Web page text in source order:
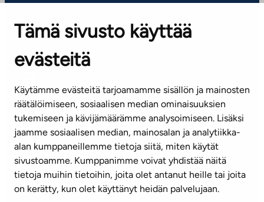
Tämä sivusto käyttää
evästeitä
Käytämme evästeitä tarjoamamme sisällön ja mainosten
räätälöimiseen, sosiaalisen median ominaisuuksien
tukemiseen ja kävijämäärämme analysoimiseen. Lisäksi
jaamme sosiaalisen median, mainosalan ja analytiikka-
alan kumppaneillemme tietoja siitä, miten käytät
sivustoamme. Kumppanimme voivat yhdistää näitä
tietoja muihin tietoihin, joita olet antanut heille tai joita
on kerätty, kun olet käyttänyt heidän palvelujaan.
ASIAKASPALVELUKESKUS
Puh. 045 7734 3777
(arkisin klo 8-16)
info@ta.fi
Tilaa uutiskirje
Mediapankki